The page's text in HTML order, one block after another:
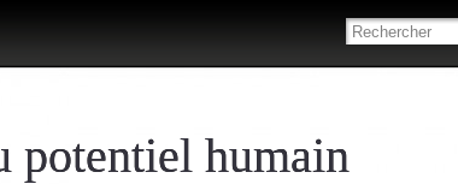
potentiel humain